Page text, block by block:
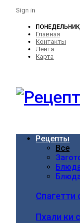
Sign in
Главная
Контакты
Лента
Карта
Рецепты
Все
Спагетти
Пхали ки